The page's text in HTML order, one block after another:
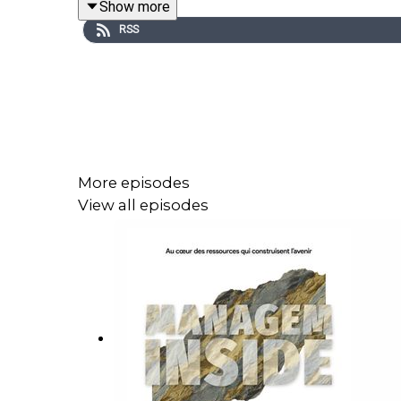
industrielle des métaux stratégiques :
Show more
RSS
More episodes
View all episodes